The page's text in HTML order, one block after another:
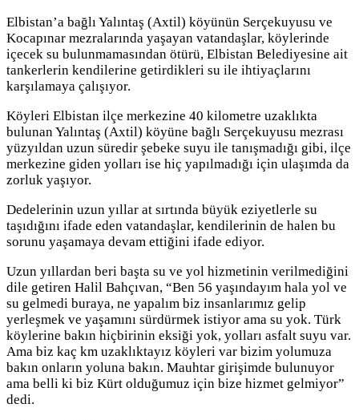
Elbistan’a bağlı Yalıntaş (Axtil) köyünün Serçekuyusu ve
Kocapınar mezralarında yaşayan vatandaşlar, köylerinde
içecek su bulunmamasından ötürü, Elbistan Belediyesine ait
tankerlerin kendilerine getirdikleri su ile ihtiyaçlarını
karşılamaya çalışıyor.
Köyleri Elbistan ilçe merkezine 40 kilometre uzaklıkta
bulunan Yalıntaş (Axtil) köyüne bağlı Serçekuyusu mezrası
yüzyıldan uzun süredir şebeke suyu ile tanışmadığı gibi, ilçe
merkezine giden yolları ise hiç yapılmadığı için ulaşımda da
zorluk yaşıyor.
Dedelerinin uzun yıllar at sırtında büyük eziyetlerle su
taşıdığını ifade eden vatandaşlar, kendilerinin de halen bu
sorunu yaşamaya devam ettiğini ifade ediyor.
Uzun yıllardan beri başta su ve yol hizmetinin verilmediğini
dile getiren Halil Bahçıvan, “Ben 56 yaşındayım hala yol ve
su gelmedi buraya, ne yapalım biz insanlarımız gelip
yerleşmek ve yaşamını sürdürmek istiyor ama su yok. Türk
köylerine bakın hiçbirinin eksiği yok, yolları asfalt suyu var.
Ama biz kaç km uzaklıktayız köyleri var bizim yolumuza
bakın onların yoluna bakın. Mauhtar girişimde bulunuyor
ama belli ki biz Kürt olduğumuz için bize hizmet gelmiyor”
dedi.